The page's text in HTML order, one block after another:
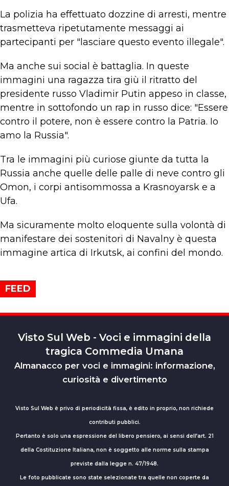
La polizia ha effettuato dozzine di arresti, mentre
trasmetteva ripetutamente messaggi ai
partecipanti per "lasciare questo evento illegale".
Ma anche sui social è battaglia. In queste
immagini una ragazza tira giù il ritratto del
presidente russo Vladimir Putin appeso in classe,
mentre in sottofondo un rap in russo dice: "Essere
contro il potere, non è essere contro la Patria. Io
amo la Russia".
Tra le immagini più curiose giunte da tutta la
Russia anche quelle delle palle di neve contro gli
Omon, i corpi antisommossa a Krasnoyarsk e a
Ufa.
Ma sicuramente molto eloquente sulla volontà di
manifestare dei sostenitori di Navalny è questa
immagine artica di Irkutsk, ai confini del mondo.
FEED
Visto Sul Web - Voci e immagini della
tragica Commedia Umana
Almanacco per voci e immagini: informazione,
curiosità e divertimento
Visto Sul Web è privo di periodicità fissa, è edito in proprio, non richiede
contributi pubblici.
Pertanto è solo una espressione del libero pensiero, ai sensi dell’art. 21
della Costituzione Italiana, non è soggetto alle norme sulla stampa
previste dalla legge n. 47/1948.
Le foto pubblicate sono state selezionate tra quelle non coperte da